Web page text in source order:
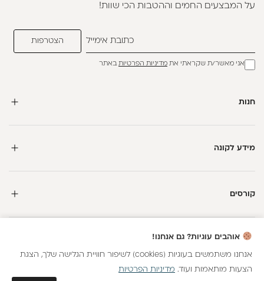
על המבצעים החמים וההטבות הכי שוות!
אני מאשר/ת שקראתי את מדיניות הפרטיותבאתר
חנות
מידע לקונה
קורסים
כל הזכויות שמורות
אוהבים עוגיות? גם אנחנו!
אנחנו משתמשים בעוגיות (cookies) לשיפור חוויית הגלישה שלך, הצגת
הצעות מותאמות ועוד. מדיניות הפרטיות